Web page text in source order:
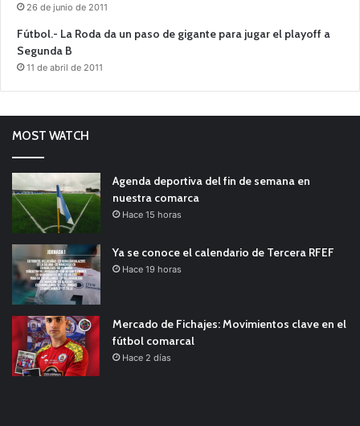
26 de junio de 2011
Fútbol.- La Roda da un paso de gigante para jugar el playoff a
Segunda B
11 de abril de 2011
MOST WATCH
Agenda deportiva del fin de semana en
nuestra comarca
Hace 15 horas
Ya se conoce el calendario de Tercera RFEF
Hace 19 horas
Mercado de Fichajes: Movimientos clave en el
fútbol comarcal
Hace 2 días